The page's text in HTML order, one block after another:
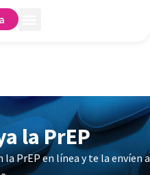
la PrEP
PrEP en línea y te la envíen a